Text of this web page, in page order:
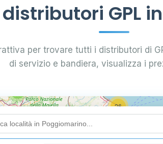
GPL
per trovare tutti i distributori di
di servizio e bandiera, visualizza i
24
14
26
64
0.799 €